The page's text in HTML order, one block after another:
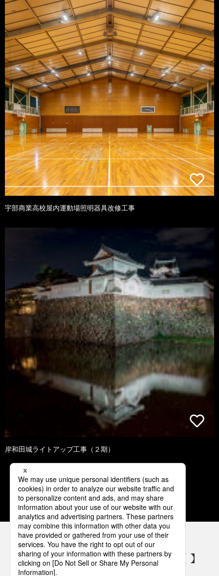
宇部商業高校屋内運動場照明器具改修工事
岸和田城ライトアップ工事（２期）
1 2 3 4 5
パナソニックの電気設備 SNSアカウント